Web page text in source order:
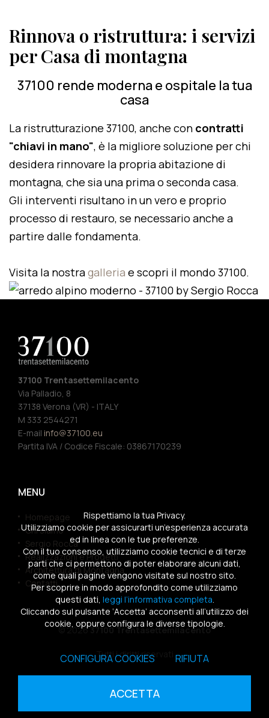
Rinnova o ristruttura: i servizi
per Casa di montagna
37100 rende moderna e ospitale la tua
casa
La ristrutturazione 37100, anche con contratti
"chiavi in mano", è la migliore soluzione per chi
desidera rinnovare la propria abitazione di
montagna, che sia una prima o seconda casa.
Gli interventi risultano in un vero e proprio
processo di restauro, se necessario anche a
partire dalle fondamenta.
Visita la nostragalleria e scopri il mondo 37100.
37100 Trentasettemilacento
Via Palladio, 8
37138 Verona (VR) - ITALY
M 333 2544271
E-mail info@37100.eu
Partita IVA / Codice Fiscale: 03867170239
MENU
Homepage
Chi siamo
Sergio Rocca
Realizzazioni e Progetti
Architettura di Montagna
Contatti
© 202637100 Trentasettemilacento
Tutti i diritti riservati
Sitemap|Privacy Policy|Cookies Policy
Rispettiamo la tua Privacy.
Utilizziamo cookie per assicurarti un’esperienza accurata
ed in linea con le tue preferenze.
Con il tuo consenso, utilizziamo cookie tecnici e di terze
parti che ci permettono di poter elaborare alcuni dati,
come quali pagine vengono visitate sul nostro sito.
Per scoprire in modo approfondito come utilizziamo
questi dati, leggi l’informativa completa.
Cliccando sul pulsante ‘Accetta’ acconsenti all’utilizzo dei
cookie, oppure configura le diverse tipologie.
CONFIGURA COOKIES RIFIUTA
ACCETTA